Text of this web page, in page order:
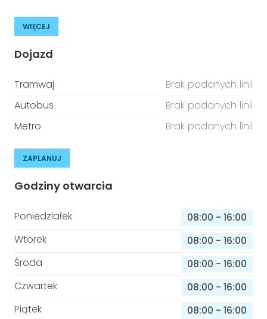
WIĘCEJ
Dojazd
Tramwaj
Brak podanych linii
Autobus
Brak podanych linii
Metro
Brak podanych linii
ZAPLANUJ
Godziny otwarcia
Poniedziałek 08:00 - 16:00
Wtorek
08:00 - 16:00
Środa
08:00 - 16:00
Czwartek
08:00 - 16:00
Piątek
08:00 - 16:00